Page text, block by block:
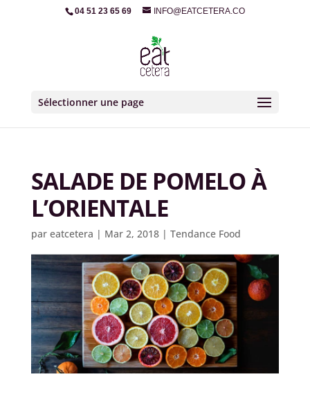
04 51 23 65 69 INFO@EATCETERA.CO
Sélectionner une page
SALADE DE POMELO À
L’ORIENTALE
par eatcetera | Mar 2, 2018| Tendance Food